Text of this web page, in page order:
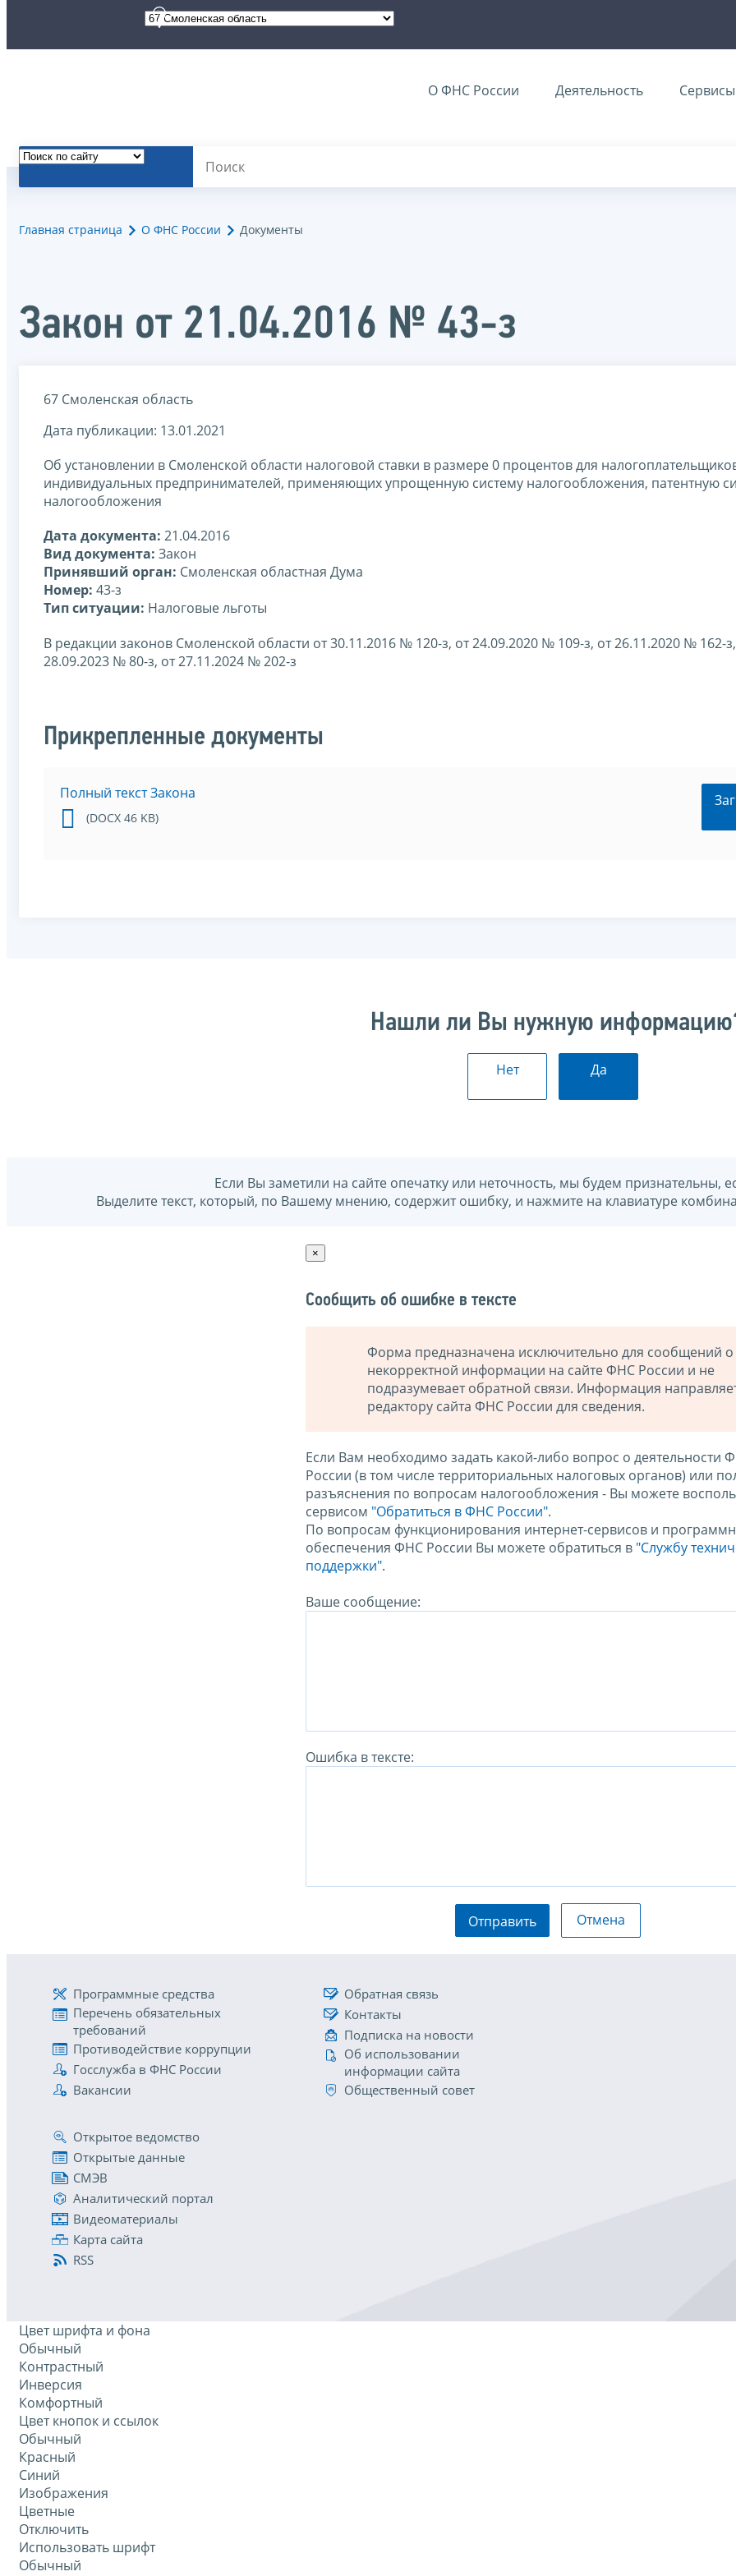
О ФНС России Деятельность Сервисы
Главная страница О ФНС России Документы
Закон от 21.04.2016 № 43-з
67 Смоленская область
Дата публикации: 13.01.2021
Об установлении в Смоленской области налоговой ставки в размере 0 процентов для
индивидуальных предпринимателей, применяющих упрощенную систему налогообложения, патентную
налогообложения
Дата документа: 21.04.2016
Вид документа: Закон
Принявший орган: Смоленская областная Дума
Номер: 43-з
Тип ситуации: Налоговые льготы
В редакции законов Смоленской области от 30.11.2016 № 120-з, от 24.09.2020 № 109-з, от 26.11.2020 № 162-
28.09.2023 № 80-з, от 27.11.2024 № 202-з
Прикрепленные документы
Полный текст Закона
(DOCX 46 KB)
Нашли ли Вы нужную
Нет Да
Если Вы заметили на сайте опечатку или неточность, мы будем признательны,
Выделите текст, который, по Вашему мнению, содержит ошибку, и нажмите на клавиатуре
×
Сообщить об ошибке в тексте
Форма предназначена исключительно для сообщений о
некорректной информации на сайте ФНС России и не
подразумевает обратной связи. Информация
редактору сайта ФНС России для сведения.
Если Вам необходимо задать какой-либо вопрос о деятельности
России (в том числе территориальных налоговых органов) или
разъяснения по вопросам налогообложения - Вы можете
сервисом "Обратиться в ФНС России".
По вопросам функционирования интернет-сервисов и
обеспечения ФНС России Вы можете обратиться в "Службу
поддержки".
Ваше сообщение:
Ошибка в тексте:
Отправить Отмена
Программные средства
Перечень обязательных
требований
Противодействие коррупции
Госслужба в ФНС России
Вакансии
Обратная связь
Контакты
Подписка на новости
Об использовании
информации сайта
Общественный совет
Открытое ведомство
Открытые данные
СМЭВ
Аналитический портал
Видеоматериалы
Карта сайта
RSS
Цвет шрифта и фона
Обычный
Контрастный
Инверсия
Комфортный
Цвет кнопок и ссылок
Обычный
Красный
Синий
Изображения
Цветные
Отключить
Использовать шрифт
Обычный